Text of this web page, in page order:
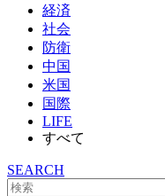
経済
社会
防衛
中国
米国
国際
LIFE
すべて
SEARCH